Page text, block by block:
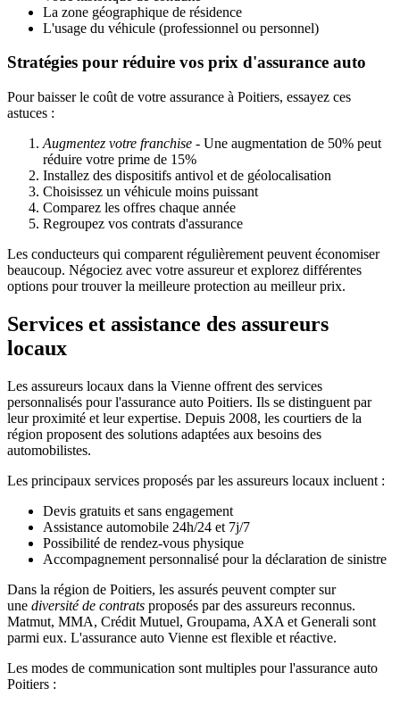
La zone géographique de résidence
L'usage du véhicule (professionnel ou personnel)
Stratégies pour réduire vos prix d'assurance auto
Pour baisser le coût de votre assurance à Poitiers, essayez ces
astuces :
Augmentez votre franchise - Une augmentation de 50% peut
réduire votre prime de 15%
Installez des dispositifs antivol et de géolocalisation
Choisissez un véhicule moins puissant
Comparez les offres chaque année
Regroupez vos contrats d'assurance
Les conducteurs qui comparent régulièrement peuvent économiser
beaucoup. Négociez avec votre assureur et explorez différentes
options pour trouver la meilleure protection au meilleur prix.
Services et assistance des assureurs
locaux
Les assureurs locaux dans la Vienne offrent des services
personnalisés pour l'assurance auto Poitiers. Ils se distinguent par
leur proximité et leur expertise. Depuis 2008, les courtiers de la
région proposent des solutions adaptées aux besoins des
automobilistes.
Les principaux services proposés par les assureurs locaux incluent :
Devis gratuits et sans engagement
Assistance automobile 24h/24 et 7j/7
Possibilité de rendez-vous physique
Accompagnement personnalisé pour la déclaration de sinistre
Dans la région de Poitiers, les assurés peuvent compter sur
une diversité de contrats proposés par des assureurs reconnus.
Matmut, MMA, Crédit Mutuel, Groupama, AXA et Generali sont
parmi eux. L'assurance auto Vienne est flexible et réactive.
Les modes de communication sont multiples pour l'assurance auto
Poitiers :